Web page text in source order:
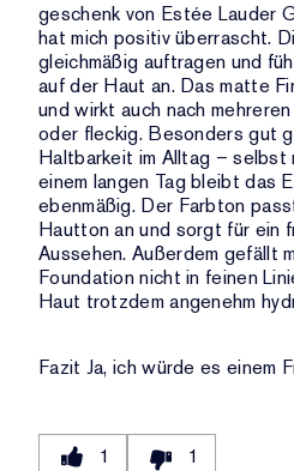
geschenk von Estée Lauder
hat mich positiv überrascht.
gleichmäßig auftragen und
auf der Haut an. Das matte
und wirkt auch nach
oder fleckig. Besonders gut
Haltbarkeit im Alltag – selbst
einem langen Tag bleibt das
ebenmäßig. Der Farbton
Hautton an und sorgt für ein
Aussehen. Außerdem gefällt
Foundation nicht in feinen
Haut trotzdem angenehm
Fazit Ja, ich würde es einem
1 1